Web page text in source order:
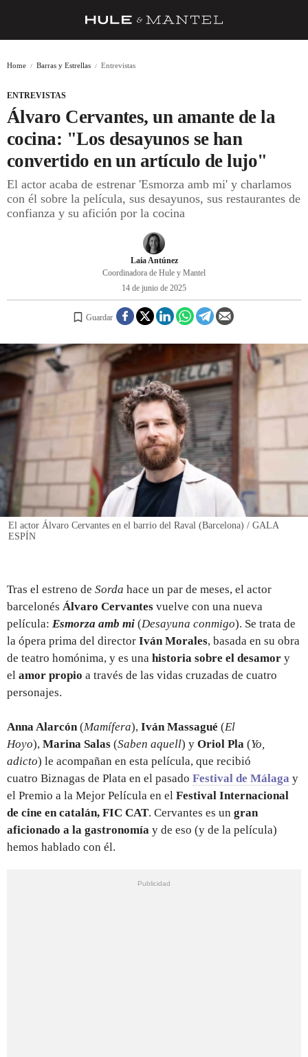
DESPENSA
BARRAS Y ESTRELLAS
DÓNDE COMER
ÍDOLOS DE MESAS
CUADERNO DE VIAJE
REGISTRO
INICIAR SESIÓN
Home Barras y Estrellas Entrevistas
ENTREVISTAS
Álvaro Cervantes, un amante de la
cocina: "Los desayunos se han
convertido en un artículo de lujo"
El actor acaba de estrenar 'Esmorza amb mi' y charlamos
con él sobre la película, sus desayunos, sus restaurantes de
confianza y su afición por la cocina
Laia Antúnez
Coordinadora de Hule y Mantel
14 de junio de 2025
Guardar
El actor Álvaro Cervantes en el barrio del Raval (Barcelona) / GALA
ESPÍN
Tras el estreno de Sorda hace un par de meses, el actor
barcelonés Álvaro Cervantes vuelve con una nueva
película: Esmorza amb mi (Desayuna conmigo). Se trata de
la ópera prima del director Iván Morales, basada en su obra
de teatro homónima, y es una historia sobre el desamor y
el amor propio a través de las vidas cruzadas de cuatro
personajes.
Anna Alarcón(Mamífera), Iván Massagué (El
Hoyo), Marina Salas (Saben aquell) y Oriol Pla (Yo,
adicto) le acompañan en esta película, que recibió
cuatro Biznagas de Plata en el pasado Festival de Málaga y
el Premio a la Mejor Película en el Festival Internacional
de cine en catalán, FIC CAT. Cervantes es un gran
aficionado a la gastronomía y de eso (y de la película)
hemos hablado con él.